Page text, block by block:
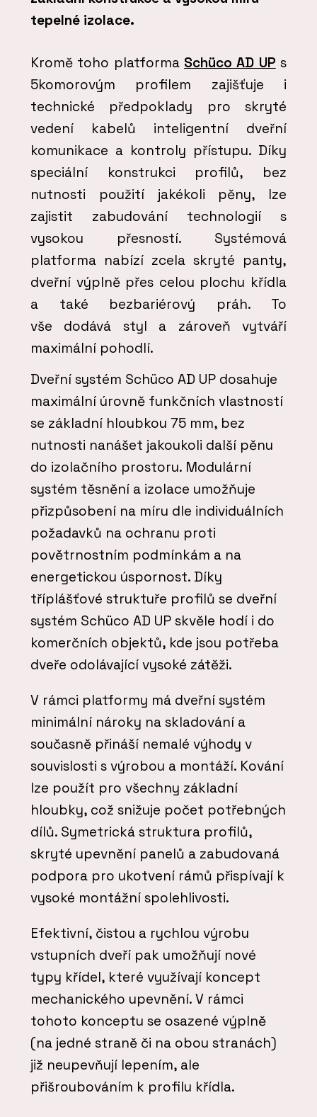
tepelné izolace.
Kromě toho platforma Schüco AD UP s
5komorovým profilem zajišťuje i
technické předpoklady pro skryté
vedení kabelů inteligentní dveřní
komunikace a kontroly přístupu. Díky
speciální konstrukci profilů, bez
nutnosti použití jakékoli pěny, lze
zajistit zabudování technologií s
vysokou přesností. Systémová
platforma nabízí zcela skryté panty,
dveřní výplně přes celou plochu křídla
a také bezbariérový práh. To
vše dodává styl a zároveň vytváří
maximální pohodlí.
Dveřní systém Schüco AD UP dosahuje
maximální úrovně funkčních vlastností
se základní hloubkou 75 mm, bez
nutnosti nanášet jakoukoli další pěnu
do izolačního prostoru. Modulární
systém těsnění a izolace umožňuje
přizpůsobení na míru dle individuálních
požadavků na ochranu proti
povětrnostním podmínkám a na
energetickou úspornost. Díky
tříplášťové struktuře profilů se dveřní
systém Schüco AD UP skvěle hodí i do
komerčních objektů, kde jsou potřeba
dveře odolávající vysoké zátěži.
V rámci platformy má dveřní systém
minimální nároky na skladování a
současně přináší nemalé výhody v
souvislosti s výrobou a montáží. Kování
lze použít pro všechny základní
hloubky, což snižuje počet potřebných
dílů. Symetrická struktura profilů,
skryté upevnění panelů a zabudovaná
podpora pro ukotvení rámů přispívají k
vysoké montážní spolehlivosti.
Efektivní, čistou a rychlou výrobu
vstupních dveří pak umožňují nové
typy křídel, které využívají koncept
mechanického upevnění. V rámci
tohoto konceptu se osazené výplně
(na jedné straně či na obou stranách)
již neupevňují lepením, ale
přišroubováním k profilu křídla.